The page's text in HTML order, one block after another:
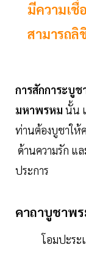
มีความเชื่
สามารถ
การสักการะบู
มหาพรหม นั้น
ท่านต้องบูชาให้
ด้านความรัก แ
ประการ
คาถาบูชาพ
โอมปะระ